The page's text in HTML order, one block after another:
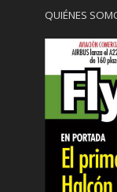
QUIÉNES